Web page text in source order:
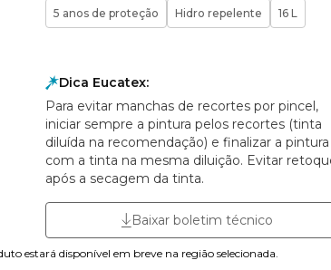
5 anos de proteção Hidro repelente 16 L
Dica Eucatex:
Para evitar manchas de recortes por pincel,
iniciar sempre a pintura pelos recortes (tinta
diluída na recomendação) e finalizar a pintura
com a tinta na mesma diluição. Evitar
após a secagem da tinta.
Baixar boletim técnico
estará disponível em breve na região selecionada.